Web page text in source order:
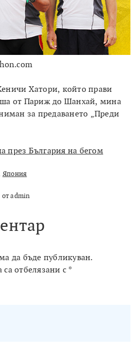
Хатори, който прави
от Париж до Шанхай, мина
за предаването „Преди
през България на бегом
Япония
admin
да бъде публикуван.
отбелязани с *